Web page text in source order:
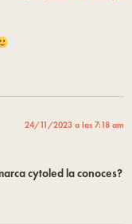
24/11/2023 a las 7:18 am
cytoled la conoces?